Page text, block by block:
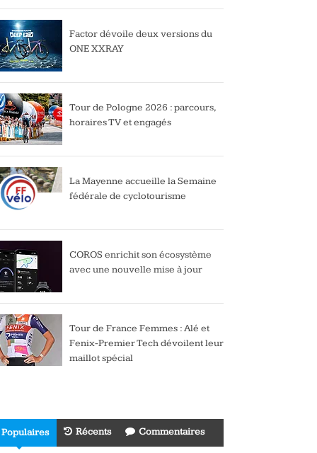
Factor dévoile deux versions du
ONE XXRAY
Tour de Pologne 2026 : parcours,
horaires TV et engagés
La Mayenne accueille la Semaine
fédérale de cyclotourisme
COROS enrichit son écosystème
avec une nouvelle mise à jour
Tour de France Femmes : Alé et
Fenix-Premier Tech dévoilent leur
maillot spécial
Populaires Récents Commentaires